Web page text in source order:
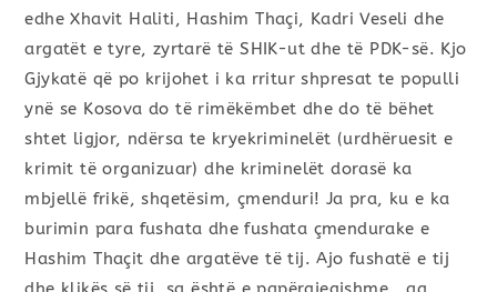
edhe Xhavit Haliti, Hashim Thaçi, Kadri Veseli dhe
argatët e tyre, zyrtarë të SHIK-ut dhe të PDK-së. Kjo
Gjykatë që po krijohet i ka rritur shpresat te populli
ynë se Kosova do të rimëkëmbet dhe do të bëhet
shtet ligjor, ndërsa te kryekriminelët (urdhëruesit e
krimit të organizuar) dhe kriminelët dorasë ka
mbjellë frikë, shqetësim, çmenduri! Ja pra, ku e ka
burimin para fushata dhe fushata çmendurake e
Hashim Thaçit dhe argatëve të tij. Ajo fushatë e tij